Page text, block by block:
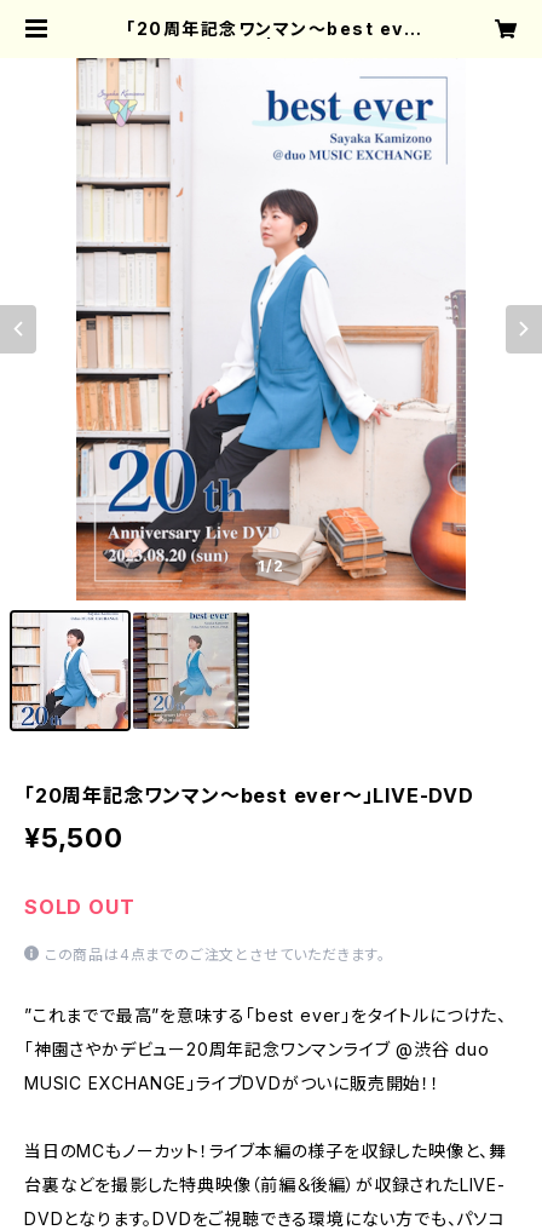
「20周年記念ワンマン〜best eve
1/2
「20周年記念ワンマン〜best ever〜」LIVE-DVD
¥5,500
SOLD OUT
この商品は4点までのご注文とさせていただきます。
”これまでで最高”を意味する「best ever」をタイトルにつけた、
「神園さやかデビュー20周年記念ワンマンライブ @渋谷 duo
MUSIC EXCHANGE」ライブDVDがついに販売開始！！
当日のMCもノーカット！ライブ本編の様子を収録した映像と、舞
台裏などを撮影した特典映像（前編＆後編）が収録されたLIVE-
DVDとなります。DVDをご視聴できる環境にない方でも、パソコ